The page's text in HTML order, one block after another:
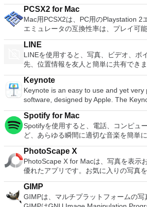
まれます： 日付でサイドバーのイベン
ョン新しいタイトルのフォント、サイ
ラインのトランジションをダブルクリ
整しますイベント内のクリップの切り
用して速度効果を追加する速度効果の
替えるオプション
PCSX2 for Mac
Mac用PCSX2は、PC用のPlaystation 2
エミュレータの互換性率は、プレイ可
の80％以上を誇っています。かなり強
所有している場合、PCSX2 for Macは
す。また、このアプリケーションはロ
のサポートも提供するため、
の所有者は、Macで動作するゲームを
Macエミュレーター用PCSX2を使用す
ーを使用して本物のプレイステーショ
きます。このアプリケーションでは、
接実行することも、ハードドライブか
ることもできます。 主な機能は次のと
Savestates：ボタンを1つ押すだけで
態」を保存できます。 無制限のメモリ
メモリーカードを保存でき、8MBから
カードに制限されなくなりました。 高
ス：PCSX2 for Macを使用すると、
レーターの機能は優れています。 PS2
ミュレートでき、Mac OSとエミュレー
LINE
LINEを使用すると、写真、ビデオ、ボ
先、位置情報を友人と簡単に共有でき
ーが他の多くのプラットフォームとと
ユーザーとやり取りできる唯一のサー
ーティスト、有名人、ブランド、テレ
特別クーポンを入手できます。 LINEを使用すると、1対1のメ
ッセージングとグループチャットで、
インスタントメッセージを友人と交換できます
iPhone、Android、Windows Phone、
PCのすべての一般的なスマートフォン
す。 主な機能に含まれるもの LINEス
るステッカーと顔文字を使用した、よ
ャット。 タイムライン：タイムライン
写真、ビデオ、ステッカーを共有し、
を交換します。 スナップムービー：わ
ビデオを作成できます。クールなバッ
クを追加して、友人と共有できます。
Keynote
Keynote is an easy to use and yet very
software, designed by Apple. The
you with a massive array of tools and
presentations stand out from the crowd. It can be used for
home, academic and business presentations. There
30 Apple-designed themes to choose from. The visual
are simply stunning to use. When combined with graphics,
transitions and images, you can create
presentations with a fresh look. Using Keynote you can create
amazing presentations both quickly
uses a simple drag and drop interface
designed format panel and toolbar. Keynote automatically
saves your presentation as you make
Spotify for Mac
Spotifyを使用すると、電話、コンピュ
ど、あらゆる瞬間に適切な音楽を簡単
す。 Spotifyには数百万のトラックがあります。エクササイ
ズ、パーティー、リラックスのいずれ
でも手元にあります。聴きたいものを
驚かせてください。 また、友人、アー
楽コレクションを閲覧したり、ラジオ
ることもできます。 Spotifyであなたの人生をサウンドトラッ
クしましょう。購読または無料で聴く
PhotoScape X
PhotoScape X for Macは、写真を表示
優れたアプリです。お気に入りの写真
ルが多数用意されています。 ユーザー
観は基本的ですが、いくつかのテーマ
す。これらのテーマは、この機能的な
GIMP
GIMPは、マルチプラットフォームの写